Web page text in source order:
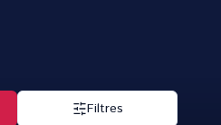
Filtres